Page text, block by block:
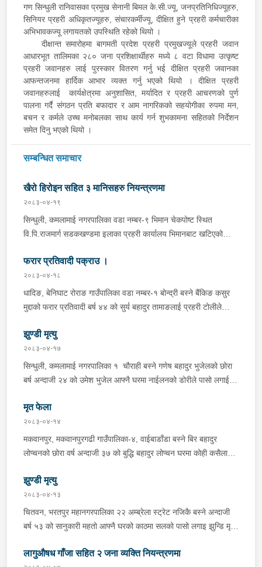
गण सिन्धुली रानिवासका प्रमुख सेनानी बिमल के.सी.ज्यू, जनप्रतिनिधिज्यूहरु,
सिनियर प्रहरी अधिकृतज्यूहरु, संचारकर्मीज्यू, दीक्षित हुने प्रहरी कर्मचारीका
अभिभावकज्यू लगायतको उपस्थिति रहेको थियो ।
दीक्षान्त समारोहमा बागमती प्रदेश प्रहरी प्रमुखज्यूले प्रहरी जवान
आधारभूत तालिमका २८० जना प्रशिक्षार्थीहरु मध्ये ८ वटा विधामा उत्कृष्ट
प्रहरी जवानहरु लाई पुरस्कार वितरण गर्नु भई दीक्षित प्रहरी जवानका
आफन्तजनमा हार्दिक आभार व्यक्त गर्नु भएको थियो । दीक्षित प्रहरी
जवानहरुलाई कार्यक्षेत्रमा अनुशासित, मर्यादित र प्रहरी आचरणको पुर्ण
पालना गर्दै संगठन प्रति बफादार र आम नागरिकको सहयोगीका रुपमा मन,
बचन र कर्मले उच्च मनोबलका साथ कार्य गर्न शुभकामना सहितको निर्देशन
समेत दिनु भएको थियो ।
सम्बन्धित समाचार
खैरो हिरोइन सहित ३ मानिसहरु नियन्त्रणमा
२०८३-०४-१९
सिन्धुली, कमलामाई नगरपालिका वडा नम्बर-९ भिमान चेकपोष्ट स्थित
वि.पि.राजमार्ग सडकखण्डमा इलाका प्रहरी कार्यालय भिमानबाट खटिएको
बर्दिवासको संयुक्त टोलीले मोरङबाट काठमाण्डौ तर्फ जाँदै गरेको चालक
सिन्धुली कमलामाई नगरपालिका वडा नम्बर- १२ बस्ने बर्ष अन्दाजी-२९ को
चन्द्र बहादुर माझीले चलाएको म.प्र. व०४-००१ ज ००८६ नं. को
यात्रुबाहक E.V. हायसमा सवार जिल्ला सिराह मिर्चैया नगरपालिका-५ बस्ने
ल्याएको तरकारीको बोरा भित्र डब्बामा प्लास्टिकले पोका पारी लुकाई छिपाई
ल्याएको लागु औषध खैरो हिरोइन जस्तो देखिने गिलो पदार्थ ४५.१९० फेला
पारी नियन्त्रणमा लिई सोधपुछ गर्दा पछाडी मोटरसाइकलमा सवार चालक
अभिषेक कुमार साह र सवार राहुल कुमार मण्डलले उक्त सामान दिई पठाएको
भनि खुल्न आएको हुँदा मोटरसाइकल सहित निजहरुलाई नियन्त्रणमा लिई थप
अनुसन्धान कार्य भईरहेको ।
फरार प्रतिवादी पक्राउ ।
२०८३-०४-१८
धादिङ, बेनिघाट रोराङ गाउँपालिका वडा नम्बर-१ बोन्द्री बस्ने बैंकिङ कसुर
मुद्दाको फरार प्रतिवादी बर्ष ४४ को सुर्य बहादुर तामाङलाई प्रहरी टोलीले
झुण्डी मृत्यु
२०८३-०४-१७
सिन्धुली, कमलामाई नगरपालिका १ चौराही बस्ने गणेष बहादुर भुजेलको छोरा
बर्ष अन्दाजी २४ को उमेश भुजेल आफ्नै घरमा नाईलनको डोरीले पासो लगाई
घटनास्थलमा मुचुल्का सहित थप अनुसन्धान कार्य भइरहेको ।
मृत फेला
२०८३-०४-१४
मकवानपुर, मकवानपुरगढी गाउँपालिका-४, वाईबाडाँडा बस्ने बिर बहादुर
लोप्चनको छोरा वर्ष अन्दाजी ३७ को बुद्धि बहादुर लोप्चन घरमा कोही कसैलाई
मिति २०८३।०४।१४ गते सोहि स्थित कुसुमटार खोल्सामा घोप्टो परी मृत
अवस्थामा फेला परेको । यस घटना सम्बन्धमा थप अनुसन्धान कार्य भईरहेको
छ ।
झुण्डी मृत्यु
२०८३-०४-१३
चितवन, भरतपुर महानगरपालिका २२ अम्ब्रेला स्ट्रेट नजिकै बस्ने अन्दाजी
बर्ष ५३ को सानुकारी महतो आफ्नै घरको काठमा सलको पासो लगाइ झुन्डि मृत्यु
सहित थप अनुसन्धान कार्य भइरहेको ।
लागुऔषध गाँजा सहित २ जना व्यक्ति नियन्त्रणमा